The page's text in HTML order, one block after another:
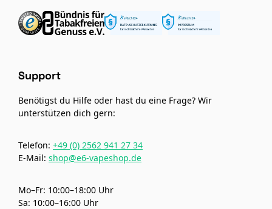
Support
Benötigst du Hilfe oder hast du eine Frage? Wir
unterstützen dich gern:
Telefon: +49 (0) 2562 941 27 34
E-Mail: shop@e6-vapeshop.de
Mo–Fr: 10:00–18:00 Uhr
Sa: 10:00–16:00 Uhr